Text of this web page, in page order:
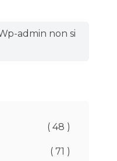
admin non si
( 48 )
( 71 )